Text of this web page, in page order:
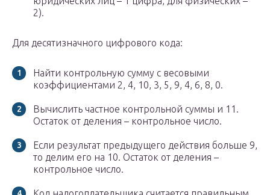
2).
Для десятизначного цифрового кода:
Найти контрольную сумму с весовыми
коэффициентами 2, 4, 10, 3, 5, 9, 4, 6, 8, 0.
Вычислить частное контрольной суммы и 11.
Остаток от деления – контрольное число.
Если результат предыдущего действия больше 9,
то делим его на 10. Остаток от деления –
контрольное число.